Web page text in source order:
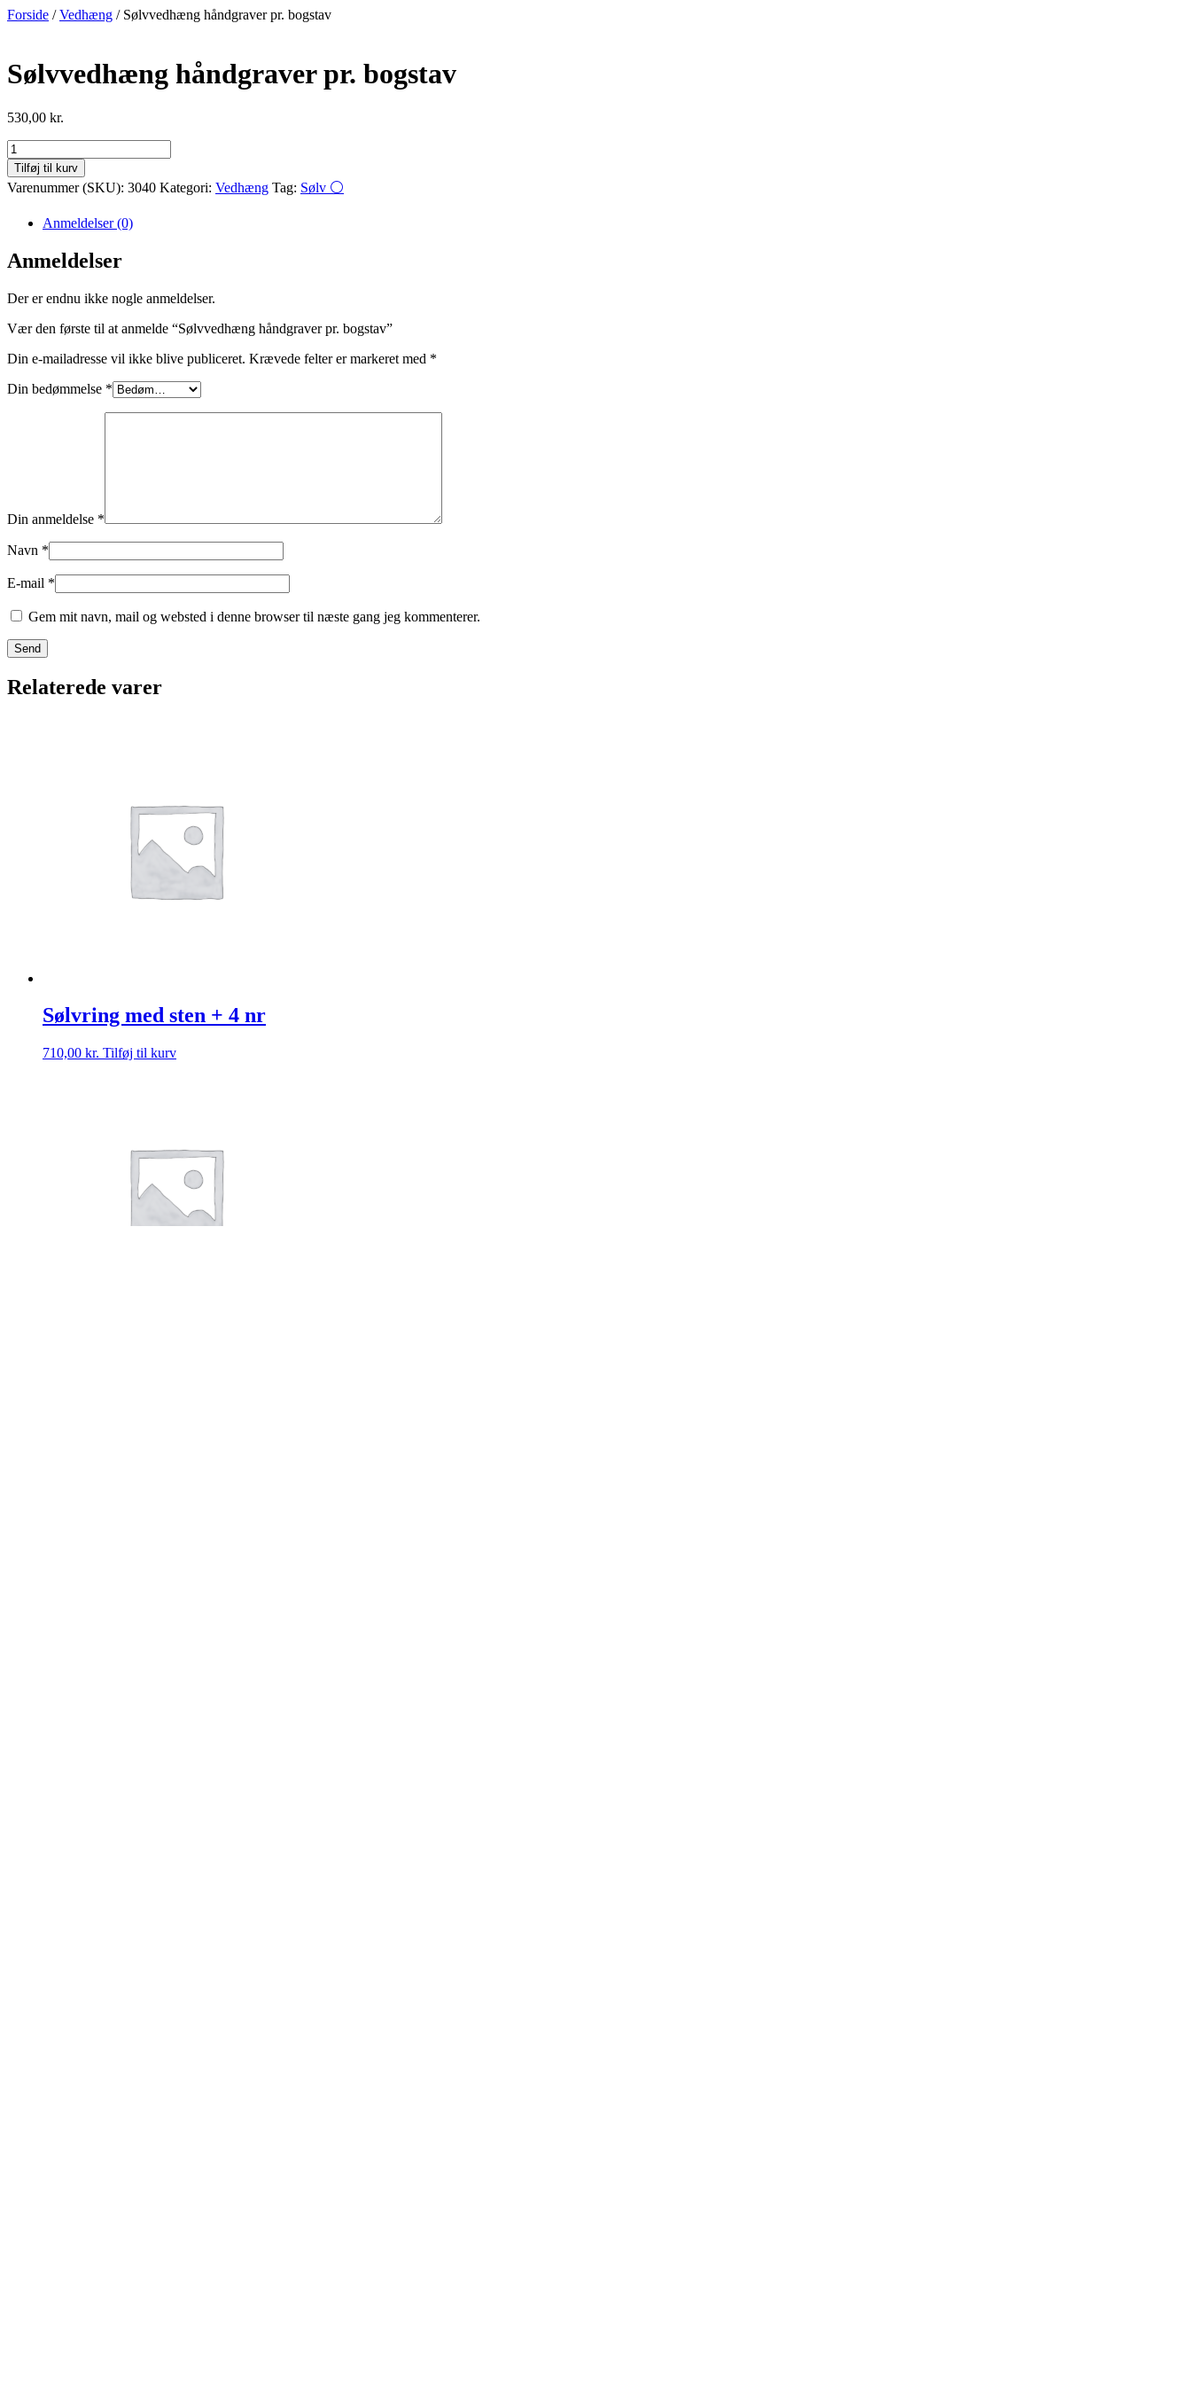
Videre
Forside /Vedhæng / Sølvvedhæng håndgraver pr. bogstav
Sølvvedhæng håndgraver pr. bogstav
530,00 kr.
Sølvvedhæng
håndgraver
pr.
bogstav
Tilføj til kurv
Varenummer (SKU): 3040 Kategori: Vedhæng Tag: Sølv ⚪
Anmeldelser (0)
Anmeldelser
Der er endnu ikke nogle anmeldelser.
Vær den første til at anmelde “Sølvvedhæng håndgraver pr. bogstav”
Din e-mailadresse vil ikke blive publiceret. Krævede felter er markeret med *
Din bedømmelse *
Din anmeldelse *
Navn *
E-mail *
Gem mit navn, mail og websted i denne browser til næste gang jeg kommenterer.
Relaterede varer
Sølvring med sten + 4 nr
710,00 kr. Tilføj til kurv